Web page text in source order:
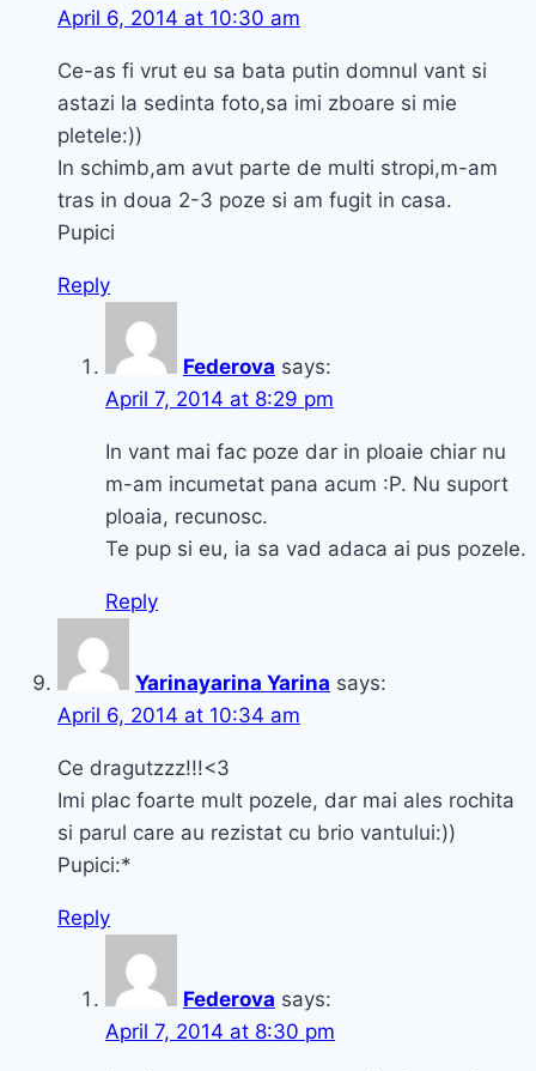
April 6, 2014 at 10:30 am
Ce-as fi vrut eu sa bata putin domnul vant si
astazi la sedinta foto,sa imi zboare si mie
pletele:))
In schimb,am avut parte de multi stropi,m-am
tras in doua 2-3 poze si am fugit in casa.
Pupici
Reply
Federova says:
April 7, 2014 at 8:29 pm
In vant mai fac poze dar in ploaie chiar nu
m-am incumetat pana acum :P. Nu suport
ploaia, recunosc.
Te pup si eu, ia sa vad adaca ai pus pozele.
Reply
Yarinayarina Yarina says:
April 6, 2014 at 10:34 am
Ce dragutzzz!!!<3
Imi plac foarte mult pozele, dar mai ales rochita
si parul care au rezistat cu brio vantului:))
Pupici:*
Reply
Federova says:
April 7, 2014 at 8:30 pm